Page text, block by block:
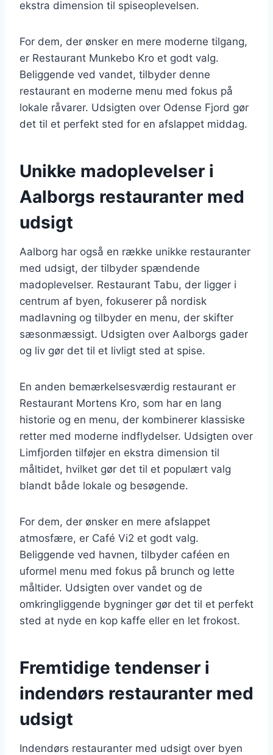
ekstra dimension til spiseoplevelsen.
For dem, der ønsker en mere moderne tilgang,
er Restaurant Munkebo Kro et godt valg.
Beliggende ved vandet, tilbyder denne
restaurant en moderne menu med fokus på
lokale råvarer. Udsigten over Odense Fjord gør
det til et perfekt sted for en afslappet middag.
Unikke madoplevelser i
Aalborgs restauranter med
udsigt
Aalborg har også en række unikke restauranter
med udsigt, der tilbyder spændende
madoplevelser. Restaurant Tabu, der ligger i
centrum af byen, fokuserer på nordisk
madlavning og tilbyder en menu, der skifter
sæsonmæssigt. Udsigten over Aalborgs gader
og liv gør det til et livligt sted at spise.
En anden bemærkelsesværdig restaurant er
Restaurant Mortens Kro, som har en lang
historie og en menu, der kombinerer klassiske
retter med moderne indflydelser. Udsigten over
Limfjorden tilføjer en ekstra dimension til
måltidet, hvilket gør det til et populært valg
blandt både lokale og besøgende.
For dem, der ønsker en mere afslappet
atmosfære, er Café Vi2 et godt valg.
Beliggende ved havnen, tilbyder caféen en
uformel menu med fokus på brunch og lette
måltider. Udsigten over vandet og de
omkringliggende bygninger gør det til et perfekt
sted at nyde en kop kaffe eller en let frokost.
Fremtidige tendenser i
indendørs restauranter med
udsigt
Indendørs restauranter med udsigt over byen